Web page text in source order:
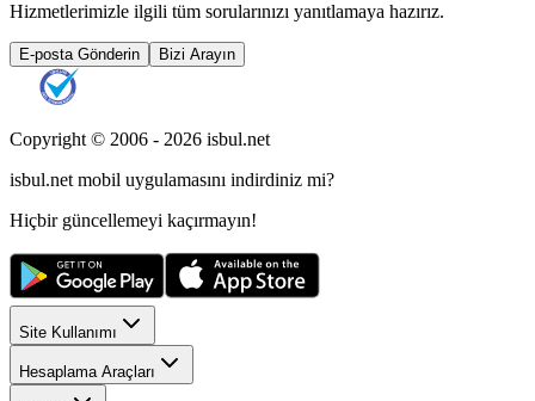
Hizmetlerimizle ilgili tüm sorularınızı yanıtlamaya hazırız.
E-posta Gönderin Bizi Arayın
Copyright © 2006 - 2026 isbul.net
isbul.net mobil uygulamasını indirdiniz mi?
Hiçbir güncellemeyi kaçırmayın!
Site Kullanımı
Hesaplama Araçları